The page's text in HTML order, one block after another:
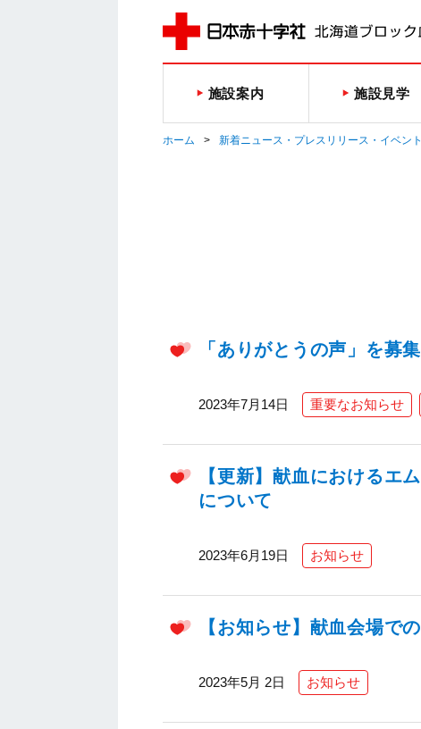
施設案内 施設見学
ホーム 新着ニュース・プレスリリース・イベント
「ありがとうの声」を募
2023年7月14日 重要なお知らせ
【更新】献血におけるエ
について
2023年6月19日 お知らせ
【お知らせ】献血会場で
2023年5月 2日 お知らせ